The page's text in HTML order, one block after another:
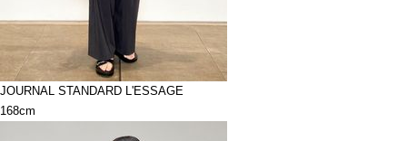
JOURNAL STANDARD L'ESSAGE
168cm